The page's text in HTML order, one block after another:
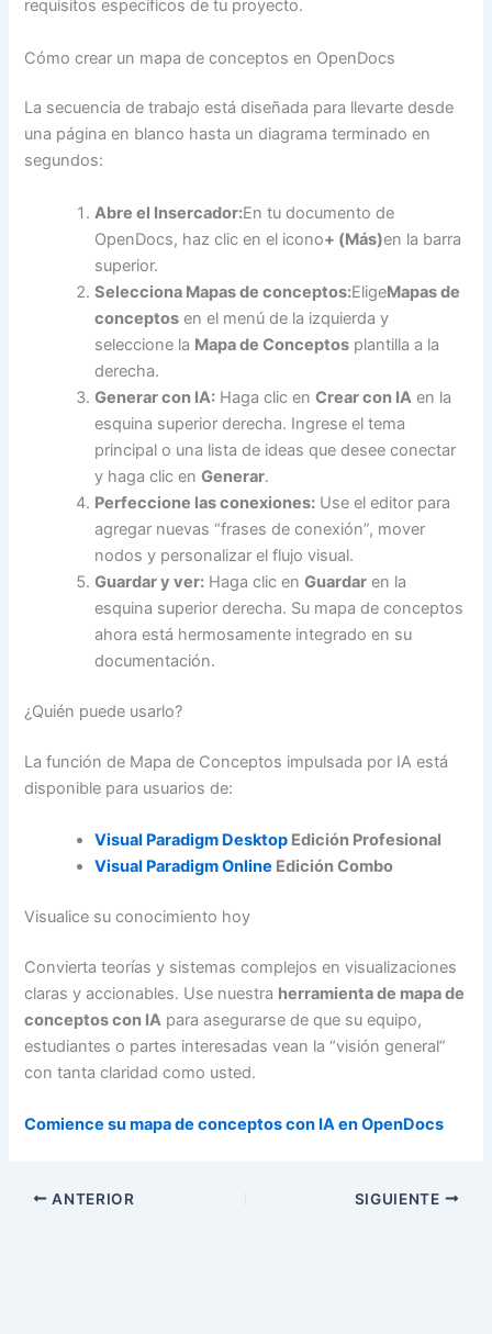
requisitos específicos de tu proyecto.
Cómo crear un mapa de conceptos en OpenDocs
La secuencia de trabajo está diseñada para llevarte desde
una página en blanco hasta un diagrama terminado en
segundos:
Abre el Insercador:En tu documento de
OpenDocs, haz clic en el icono+ (Más)en la barra
superior.
Selecciona Mapas de conceptos:EligeMapas de
conceptos en el menú de la izquierda y
seleccione la Mapa de Conceptos plantilla a la
derecha.
Generar con IA: Haga clic enCrear con IA en la
esquina superior derecha. Ingrese el tema
principal o una lista de ideas que desee conectar
y haga clic enGenerar.
Perfeccione las conexiones: Use el editor para
agregar nuevas “frases de conexión”, mover
nodos y personalizar el flujo visual.
Guardar y ver: Haga clic enGuardar en la
esquina superior derecha. Su mapa de conceptos
ahora está hermosamente integrado en su
documentación.
¿Quién puede usarlo?
La función de Mapa de Conceptos impulsada por IA está
disponible para usuarios de:
Visual Paradigm Desktop Edición Profesional
Visual Paradigm Online Edición Combo
Visualice su conocimiento hoy
Convierta teorías y sistemas complejos en visualizaciones
claras y accionables. Use nuestra herramienta de mapa de
conceptos con IA para asegurarse de que su equipo,
estudiantes o partes interesadas vean la “visión general”
con tanta claridad como usted.
Comience su mapa de conceptos con IA en OpenDocs
ANTERIOR SIGUIENTE